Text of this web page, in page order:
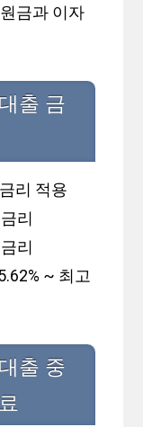
금과 이자
출 금
리 적용
리
리
~ 최고
출 중